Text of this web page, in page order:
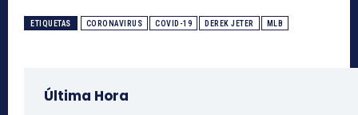
ETIQUETAS CORONAVIRUS COVID-19 DEREK JETER MLB
Última Hora